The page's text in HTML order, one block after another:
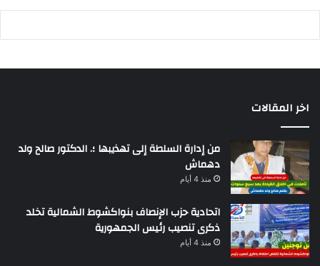
اخر المقالات
من إدارة السلطة إلى تهذيبها ؛. الدكتور صالح ولد
دهماش
منذ 4 أيام
اتحادية حزب الإنصاف بنواكشوط الشمالية تخلد
ذكرى تنصيب رئيس الجمهورية
منذ 4 أيام